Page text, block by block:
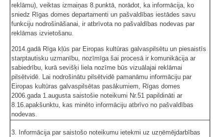
reklāmu), veiktas izmaiņas 8.punktā, norādot, ka informācija, ko
sniedz Rīgas domes departamenti un pašvaldības iestādes savu
funkciju nodrošināšanai, ir atbrīvota no pašvaldības nodevas par
reklāmas izvietošanu.
2014.gadā Rīga kļūs par Eiropas kultūras galvaspilsētu un piesaistīs
starptautisku uzmanību, nozīmīga šai procesā ir komunikācija ar
sabiedrību, kurā sevišķi liela nozīme būs vizuālajai reklāmai
pilsētvidē. Lai nodrošinātu pilsētvidē pamanāmu informāciju par
Eiropas kultūras galvaspilsētas pasākumiem, Rīgas domes
2006.gada 1.augusta saistošie noteikumi Nr.51 papildināti ar
8.16.apakšunktu, kas minēto informāciju atbrīvo no pašvaldības
nodevas.
3. Informācija par saistošo noteikumu ietekmi uz uzņēmējdarbības